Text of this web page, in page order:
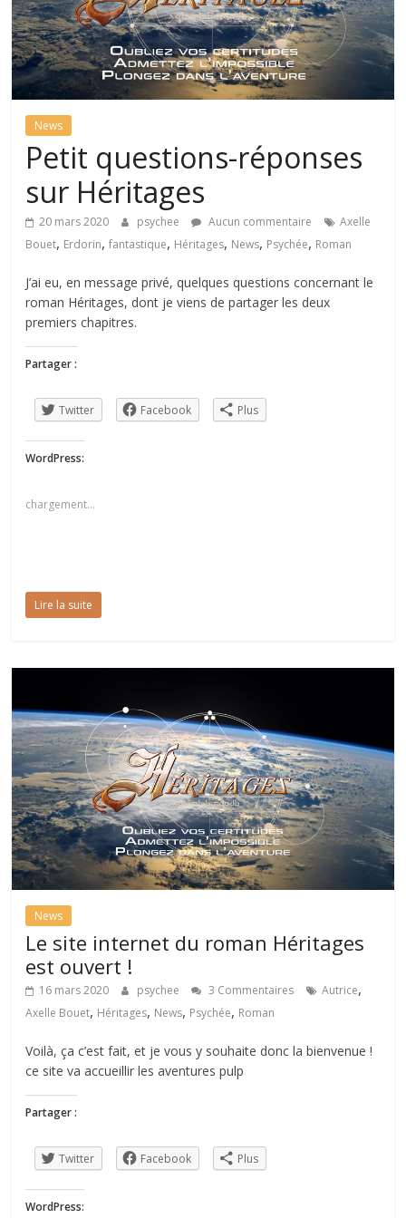
monde
d'Erdorin
Héritages,
roman
pulp
fantastique
moderne
dans
monde
d'Erdorin
News
Petit questions-réponses
sur Héritages
20 mars 2020 psychee Aucun commentaire
Axelle
Bouet, Erdorin,fantastique, Héritages, News, Psychée, Roman
J’ai eu, en message privé, quelques questions concernant le
roman Héritages, dont je viens de partager les deux
premiers chapitres.
Partager :
Twitter Facebook Plus
WordPress:
chargement…
Lire la suite
News
Le site internet du roman Héritages
est ouvert !
16 mars 2020 psychee 3 Commentaires Autrice,
Axelle Bouet, Héritages, News, Psychée, Roman
Voilà, ça c’est fait, et je vous y souhaite donc la bienvenue !
ce site va accueillir les aventures pulp
Partager :
Twitter Facebook Plus
WordPress: